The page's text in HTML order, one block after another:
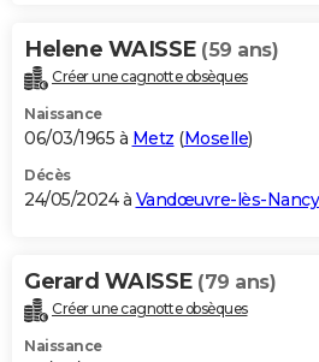
Carte de Noël
Carte Bonne année
Carte Saint-Valentin
Carte Pâques
Carte d'anniversaire
DICTIONNAIRE
Dictionnaire
Biographies
Citations
Expressions
Proverbes
PROGRAMME TV
S'inscrire
Se connecter
Lycées
Collèges
Primaires
Universités
Entreprises
Service militaire
Avis de recherche
AVIS DE DÉCÈS
Bricolage
Lifestyle
Culture
Sport
Auto
Television
Voyage
Cinema
Helene WAISSE (59 ans)
Créer une cagnotte obsèques
Naissance
06/03/1965 à Metz (Moselle)
Décès
24/05/2024 à Vandœuvre-lès-Nancy
Gerard WAISSE (79 ans)
Créer une cagnotte obsèques
Naissance